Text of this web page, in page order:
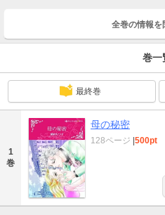
全巻の情報を
巻一
最終巻
1
巻
母の秘密
128ページ 500pt